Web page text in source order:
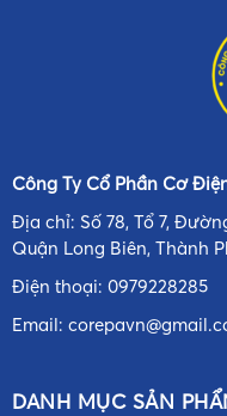
Công Ty Cổ Phần Cơ
Địa chỉ: Số 78, Tổ 7,
Quận Long Biên, Thành
Điện thoại: 0979228285
Email:
DANH MỤC SẢN